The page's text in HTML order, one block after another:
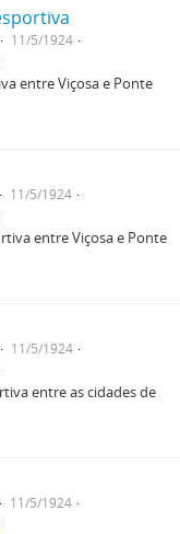
11/5/1924
entre Viçosa e Ponte
11/5/1924
entre Viçosa e Ponte
11/5/1924
entre as cidades de
11/5/1924